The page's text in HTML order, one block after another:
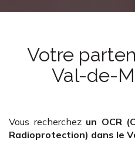
Votre
Val-de-
Vous recherchez un OCR
Radioprotection) dans le